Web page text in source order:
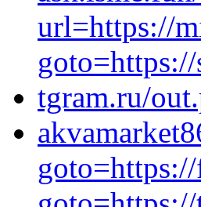
url=https://
tgram.ru/